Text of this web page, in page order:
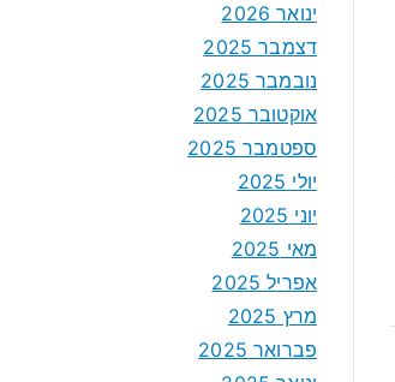
ינואר 2026
דצמבר 2025
נובמבר 2025
אוקטובר 2025
ספטמבר 2025
יולי 2025
יוני 2025
מאי 2025
אפריל 2025
מרץ 2025
פברואר 2025